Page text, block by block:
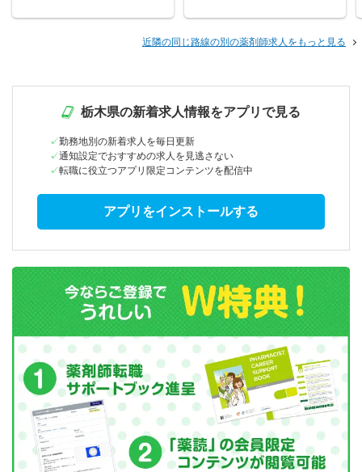
近隣の同じ路線の別の薬剤師求人をもっと見る
栃木県の新着求人情報をアプリで見る
勤務地別の新着求人を毎日更新
通知設定でおすすめの求人を見逃さない
転職に役立つアプリ限定コンテンツを配信中
アプリをインストールする